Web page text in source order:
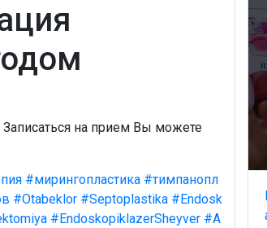
на прием Вы можете
#мирингопластика #тимпанопл
#Otabeklor #Septoplastika #Endosk
#EndoskopiklazerSheyver #A